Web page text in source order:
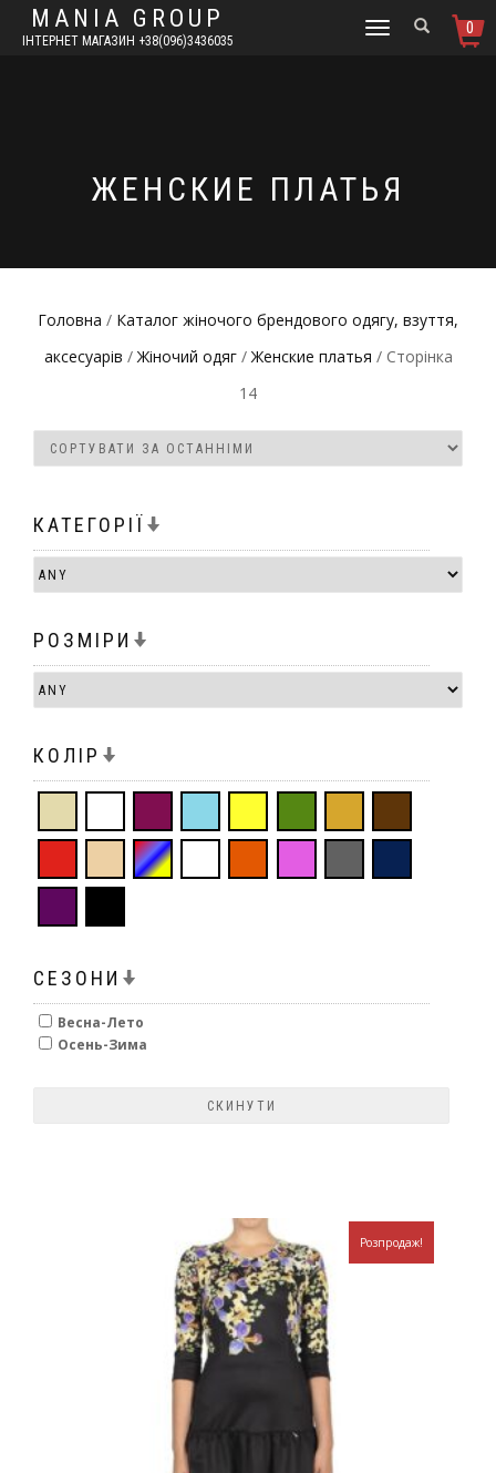
MANIA GROUP
ІНТЕРНЕТ МАГАЗИН +38(096)3436035
TOGGLE
0
ЖЕНСКИЕ ПЛАТЬЯ
Головна / Каталог жіночого брендового одягу, взуття,
аксесуарів /Жіночий одяг/Женские платья / Сторінка
14
Розпродаж!
КАТЕГОРІЇ
РОЗМІРИ
КОЛІР
СЕЗОНИ
Весна-Лето
Осень-Зима